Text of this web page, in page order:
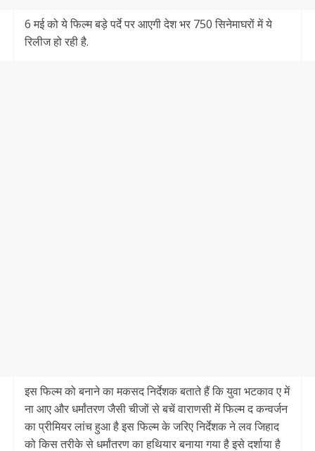
6 मई को ये फिल्म बड़े पर्दे पर आएगी देश भर 750 सिनेमाघरों में ये
रिलीज हो रही है.
इस फिल्म को बनाने का मकसद निर्देशक बताते हैं कि युवा भटकाव ए में
ना आए और धर्मांतरण जैसी चीजों से बचें वाराणसी में फिल्म द कन्वर्जन
का प्रीमियर लांच हुआ है इस फिल्म के जरिए निर्देशक ने लव जिहाद
को किस तरीके से धर्मांतरण का हथियार बनाया गया है इसे दर्शाया है